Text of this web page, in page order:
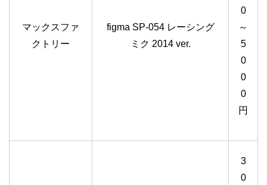
マックスファ
クトリー
figma SP-054 レーシング
ミク 2014 ver.
0
～
5
0
0
0
円
3
0